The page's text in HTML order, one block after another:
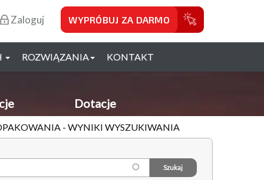
Zaloguj WYPRÓBUJ ZA DARMO
ROZWIĄZANIA KONTAKT
Dotacje
- WYNIKI WYSZUKIWANIA